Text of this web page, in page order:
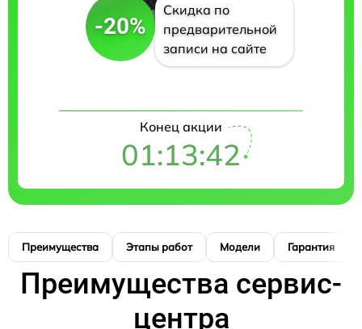
-20%
Скидка по
предварительной
записи на сайте
Конец акции
01:13:41
Преимущества Этапы работ Модели Гарантия
Преимущества сервис-
центра